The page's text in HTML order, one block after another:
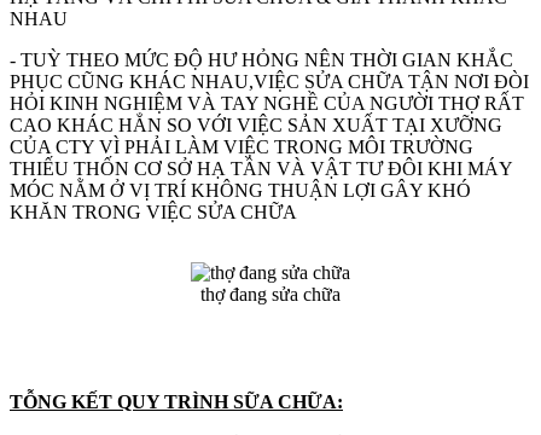
NHAU
- TUỲ THEO MỨC ĐỘ HƯ HỎNG NÊN THỜI GIAN KHẮC
PHỤC CŨNG KHÁC NHAU,VIỆC SỬA CHỮA TẬN NƠI ĐÒI
HỎI KINH NGHIỆM VÀ TAY NGHỀ CỦA NGƯỜI THỢ RẤT
CAO KHÁC HẲN SO VỚI VIỆC SẢN XUẤT TẠI XƯỠNG
CỦA CTY VÌ PHẢI LÀM VIỆC TRONG MÔI TRƯỜNG
THIẾU THỐN CƠ SỞ HẠ TẦN VÀ VẬT TƯ ĐÔI KHI MÁY
MÓC NẰM Ở VỊ TRÍ KHÔNG THUẬN LỢI GÂY KHÓ
KHĂN TRONG VIỆC SỬA CHỮA
thợ đang sửa chữa
TỖNG KẾT QUY TRÌNH SỮA CHỮA: